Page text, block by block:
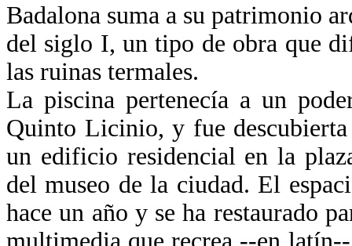
Badalona suma a su patrimonio
del siglo I, un tipo de obra que
las ruinas termales.
La piscina pertenecía a un
Quinto Licinio, y fue descubierta
un edificio residencial en la
del museo de la ciudad. El
hace un año y se ha restaurado